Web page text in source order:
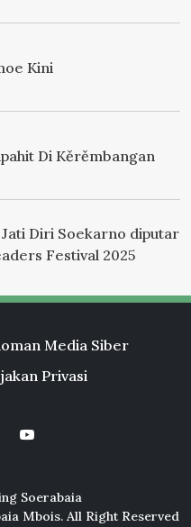
Kini
Di Kěrěmbangan
Diri Soekarno diputar
Festival 2025
Media Siber
Privasi
Soerabaia
Mbois. All Right Reserved